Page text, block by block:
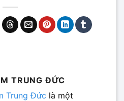
TRUNG ĐỨC
Trung Đức là một